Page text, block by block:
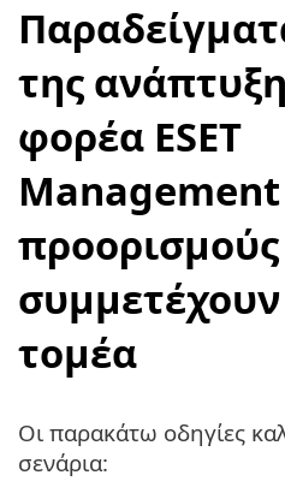
της
φορέα ESET
τομέα
Οι παρακάτω οδηγίες
σενάρια: